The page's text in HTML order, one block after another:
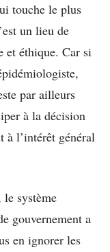
touche le plus
un lieu de
et éthique. Car si
par ailleurs
à la décision
à l’intérêt général
système
gouvernement a
en ignorer les